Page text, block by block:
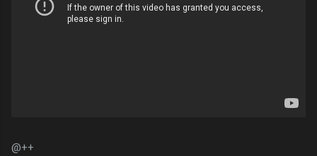
@++